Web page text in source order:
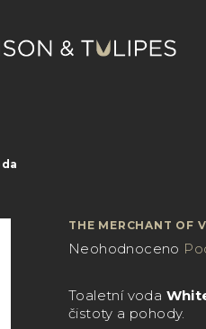
THE MERCHANT OF
Průměrné
je
0,0
Neohodnoceno
Toaletní voda
čistoty a pohody.